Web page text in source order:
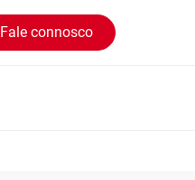
Fale connosco